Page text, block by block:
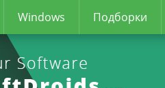
Windows Подборки